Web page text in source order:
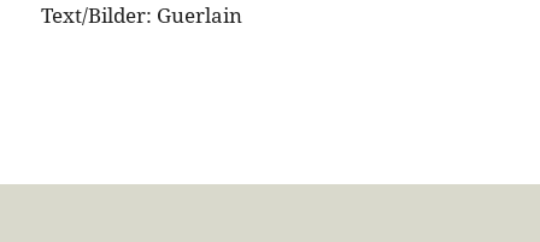
Text/Bilder: Guerlain